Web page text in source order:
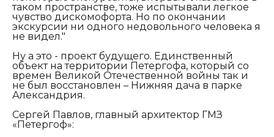
таком пространстве, тоже испытывали легкое
чувство дискомофорта. Но по окончании
экскурсии ни одного недовольного человека я
не видел."
Ну а это - проект будущего. Единственный
объект на территории Петергофа, который со
времен Великой Отечественной войны так и
не был восстановлен – Нижняя дача в парке
Александрия.
Сергей Павлов, главный архитектор ГМЗ
«Петергоф»: